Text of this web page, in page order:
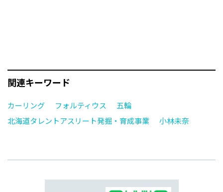
関連キーワード
カーリング フォルティウス
五輪
北海道タレントアスリート発掘・育成事業
小林未奈